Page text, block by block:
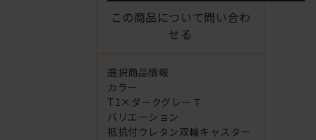
この商品について問い合わ
せる
選択商品情報
カラー
T1×ダークグレーＴ
バリエーション
抵抗付ウレタン双輪キャスター